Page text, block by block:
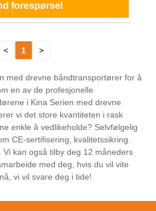
forespørsel
< 1 >
med drevne båndtransportører for å
en av de profesjonelle
i Kina Serien med drevne
vi det store kvantiteten i rask
enkle å vedlikeholde? Selvfølgelig
CE-sertifisering, kvalitetssikring.
Vi kan også tilby deg 12 måneders
med deg, hvis du vil vite
vi vil svare deg i tide!